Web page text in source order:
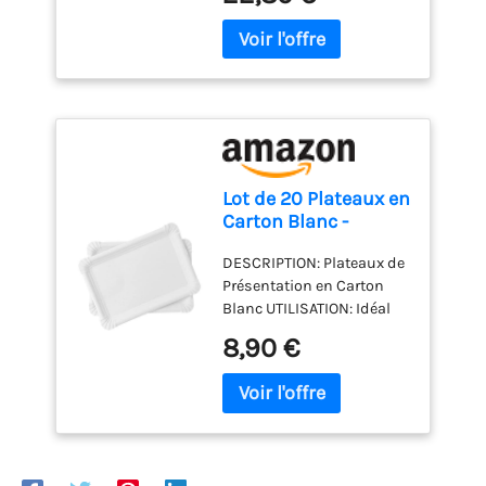
Lot de 20 Plateaux en
Carton Blanc -
Présentation pour
Pâtisseries/Amuse-
bouches/Buffets (23
x 16 cm)
DESCRIPTION: Plateaux de
Présentation en Carton
Blanc UTILISATION: Idéal
pâtisseries, mignardises,
amuse-bouches, buffets...
DIMENSIONS: 23 cm de
8,90 €